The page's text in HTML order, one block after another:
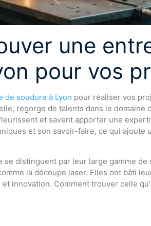
une
pour vos
de soudure à Lyon pour réaliser vos
regorge de talents dans le domaine
et savent apporter une
et son savoir-faire, ce qui ajoute
distinguent par leur large gamme
la découpe laser. Elles ont bâti
innovation. Comment trouver celle